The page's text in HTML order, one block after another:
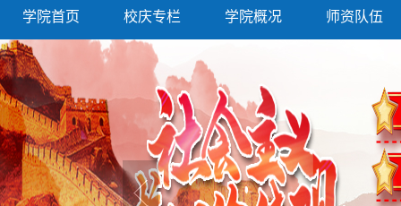
学院首页 校庆专栏 学院概况 师资队伍